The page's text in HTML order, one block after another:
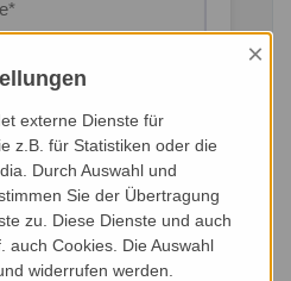
×
externe Dienste für
z.B. für Statistiken oder die
Durch Auswahl und
Sie der Übertragung
zu. Diese Dienste und auch
auch Cookies. Die Auswahl
widerrufen werden.